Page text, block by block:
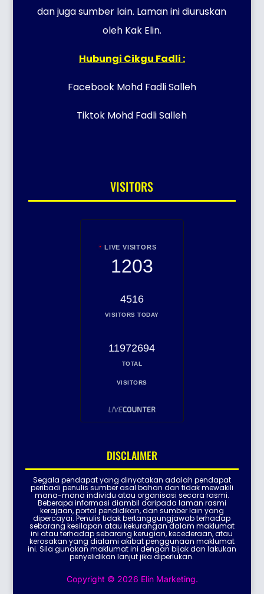
dan juga sumber lain. Laman ini diuruskan
oleh Kak Elin.
Hubungi Cikgu Fadli :
Facebook Mohd Fadli Salleh
Tiktok Mohd Fadli Salleh
VISITORS
LIVE VISITORS
1203
4516
VISITORS TODAY
11972694
TOTAL
VISITORS
DISCLAIMER
Segala pendapat yang dinyatakan adalah pendapat
peribadi penulis sumber asal bahan dan tidak mewakili
mana-mana individu atau organisasi secara rasmi.
Beberapa informasi diambil daripada laman rasmi
kerajaan, portal pendidikan, dan sumber lain yang
dipercayai. Penulis tidak bertanggungjawab terhadap
sebarang kesilapan atau kekurangan dalam maklumat
ini atau terhadap sebarang kerugian, kecederaan, atau
kerosakan yang dialami akibat penggunaan maklumat
ini. Sila gunakan maklumat ini dengan bijak dan lakukan
penyelidikan lanjut jika diperlukan.
Copyright © 2026 Elin Marketing.